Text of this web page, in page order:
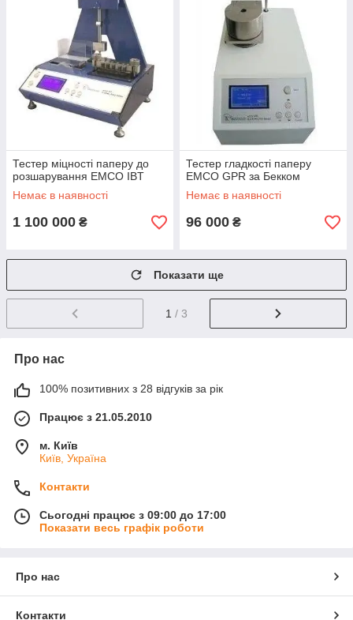
Тестер міцності паперу до
розшарування EMCO IBT
Немає в наявності
1 100 000 ₴
Тестер гладкості паперу
EMCO GPR за Бекком
Немає в наявності
96 000 ₴
Показати ще
1 / 3
Про нас
100% позитивних з 28 відгуків за рік
Працює з 21.05.2010
м. Київ
Київ, Україна
Контакти
Сьогодні працює з 09:00 до 17:00
Показати весь графік роботи
Про нас
Контакти